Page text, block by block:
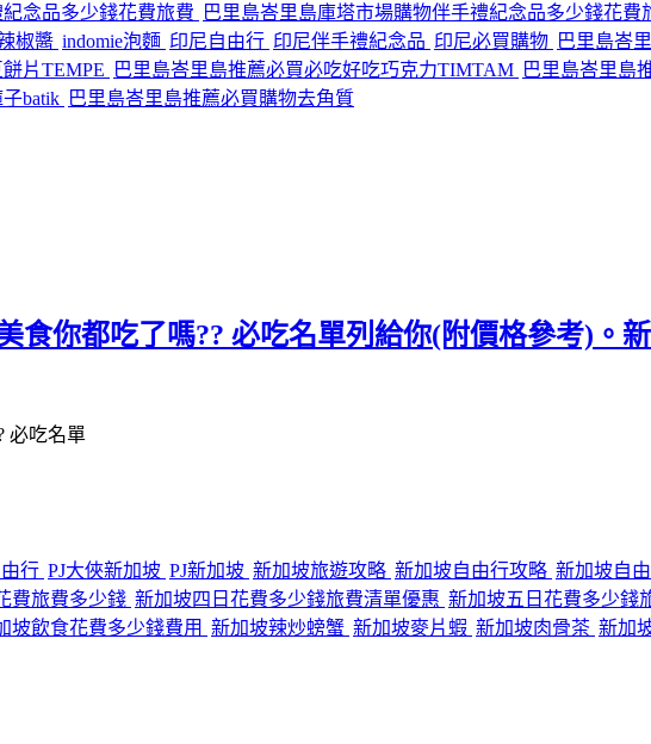
念品多少錢花費旅費 巴里島峇里島庫塔市場購物伴手禮紀念品多少錢花費
椒醬 indomie泡麵 印尼自由行 印尼伴手禮紀念品 印尼必買購物 巴里島峇
片TEMPE 巴里島峇里島推薦必買必吃好吃巧克力TIMTAM 巴里島峇里島
batik 巴里島峇里島推薦必買購物去角質
食你都吃了嗎?? 必吃名單列給你(附價格參考)。
行 PJ大俠新加坡 PJ新加坡 新加坡旅遊攻略 新加坡自由行攻略 新加坡自
費旅費多少錢 新加坡四日花費多少錢旅費清單優惠 新加坡五日花費多少錢
坡飲食花費多少錢費用 新加坡辣炒螃蟹 新加坡麥片蝦 新加坡肉骨茶 新加